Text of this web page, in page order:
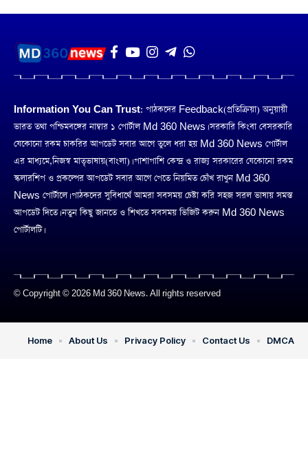
Information You Can Trust: পাঠকদের Feedback(প্রতিক্রিয়া) অনুয়ায়ী
ভারত তথা পশ্চিমবঙ্গের নাম্বার ১ পোর্টাল Md 360 News। সরকারি কিংবা বেসরকারি
যেকোনো রকম চাকরির আপডেট সবার আগে তুলে ধরা হয় Md 360 News পোর্টাল
এর মাধ্যমে,নিজস্ব মাতৃভাষায়(বাংলা)। পাশাপাশি কেন্দ্র ও রাজ্য সরকারের যেকোনো রকম
স্কলারশিপ ও প্রকল্পের আপডেট সবার আগে পেতে নিয়মিত চোঁখ রাখুন Md 360
News পোর্টালে। পাঠকদের সুবিধার্থে আমরা সবসময় চেষ্টা করি সহজ সরল ভাষায় সমস্ত
আপডেট দিতে। নতুন কিছু জানতে ও শিখতে সবসময় ভিজিট করুন Md 360 News
পোর্টালটি।
© Copyright © 2026 Md 360 News. All rights reserved
Home About Us Privacy Policy Contact Us DMCA